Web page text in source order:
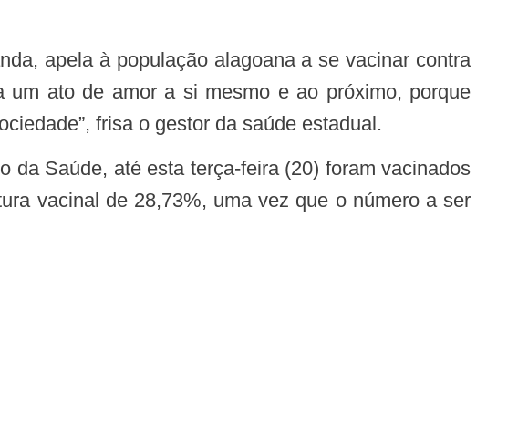
apela à população alagoana a se vacinar contra
ato de amor a si mesmo e ao próximo, porque
frisa o gestor da saúde estadual.
vacinal de 28,73%, uma vez que o número a ser